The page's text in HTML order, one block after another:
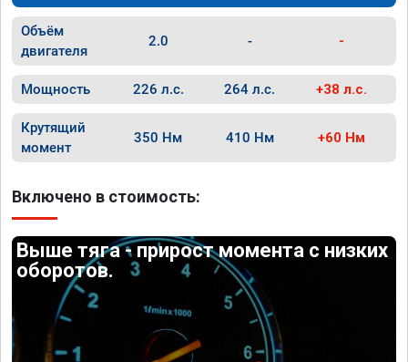
Объём
двигателя
2.0 - -
Мощность 226 л.с. 264 л.с. +38 л.с.
Крутящий
момент
350 Нм 410 Нм +60 Нм
Включено в стоимость:
Выше тяга - прирост момента с низких
оборотов.